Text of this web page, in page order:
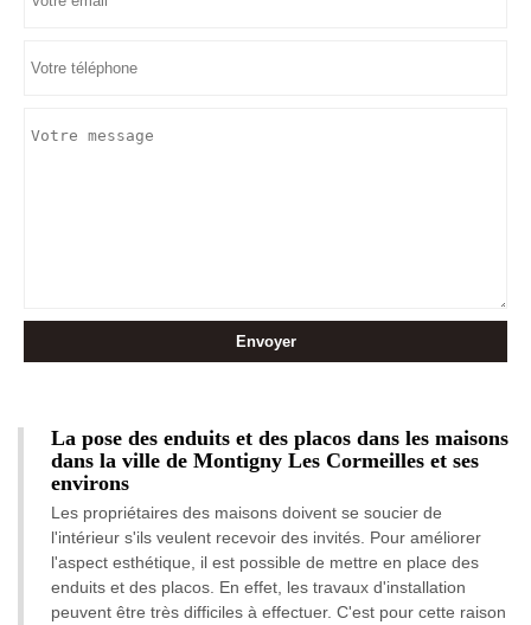
La pose des enduits et des placos dans les maisons
dans la ville de Montigny Les Cormeilles et ses
environs
Les propriétaires des maisons doivent se soucier de
l'intérieur s'ils veulent recevoir des invités. Pour améliorer
l'aspect esthétique, il est possible de mettre en place des
enduits et des placos. En effet, les travaux d'installation
peuvent être très difficiles à effectuer. C'est pour cette raison